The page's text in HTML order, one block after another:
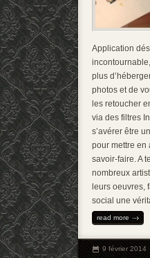
Application
plus
photos et de
les retoucher
via des filtres
s’avérer être
pour mettre en
savoir-faire. A
nombreux
leurs oeuvres,
social une
read more
9 février 2014